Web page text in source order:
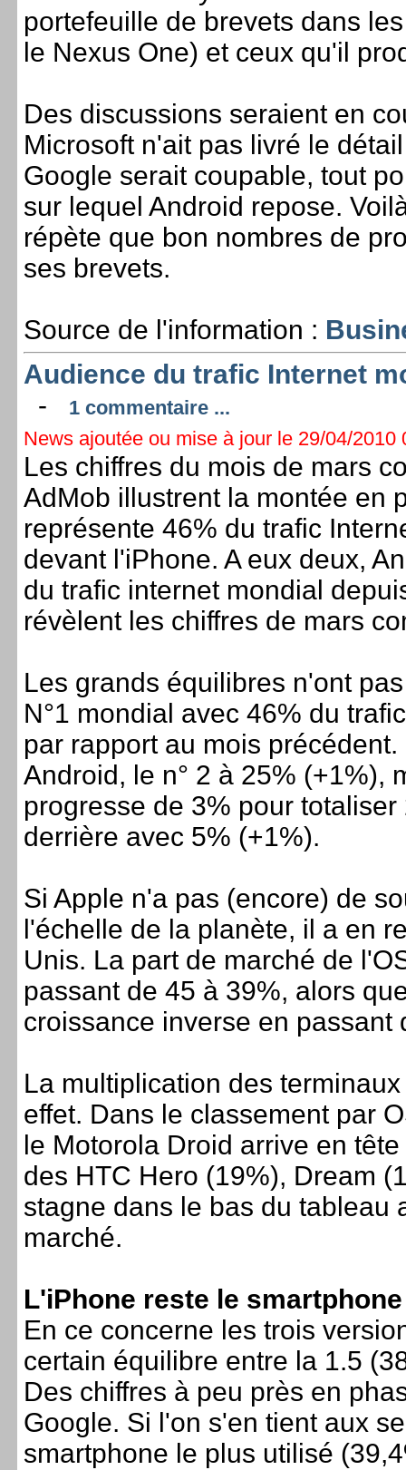
portefeuille de brevets dans
le Nexus One) et ceux qu'il
Des discussions seraient en
Microsoft n'ait pas livré le
Google serait coupable, tout
sur lequel Android repose.
répète que bon nombres de
ses brevets.
Source de l'information :
Audience du trafic Internet
-
1 commentaire ...
News ajoutée ou mise à jour le 29/04/2010
Les chiffres du mois de mars
AdMob illustrent la montée en
représente 46% du trafic
devant l'iPhone. A eux deux,
du trafic internet mondial
révèlent les chiffres de mars
Les grands équilibres n'ont
N°1 mondial avec 46% du
par rapport au mois
Android, le n° 2 à 25% (+1%),
progresse de 3% pour
derrière avec 5% (+1%).
Si Apple n'a pas (encore) de
l'échelle de la planète, il a en
Unis. La part de marché de
passant de 45 à 39%, alors
croissance inverse en passant
La multiplication des
effet. Dans le classement par
le Motorola Droid arrive en
des HTC Hero (19%), Dream
stagne dans le bas du tableau
marché.
L'iPhone reste le
En ce concerne les trois
certain équilibre entre la 1.5
Des chiffres à peu près en
Google. Si l'on s'en tient aux
smartphone le plus utilisé